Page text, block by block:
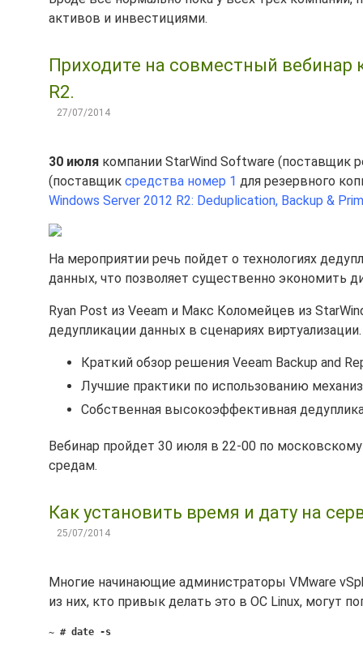
активов и инвестициями.
Приходите на совместный вебинар
R2.
27/07/2014
30 июля компании StarWind Software (поставщик
(поставщик средства номер 1 для резервного
Windows Server 2012 R2: Deduplication, Backup &
На мероприятии речь пойдет о технологиях
данных, что позволяет существенно экономить
Ryan Post из Veeam и Макс Коломейцев из
дедупликации данных в сценариях
Краткий обзор решения Veeam Backup and
Лучшие практики по использованию
Собственная высокоэффективная
Вебинар пройдет 30 июля в 22-00 по
средам.
Как установить время и дату на
25/07/2014
Многие начинающие администраторы VMware
из них, кто привык делать это в ОС Linux, могут
~ # date -s